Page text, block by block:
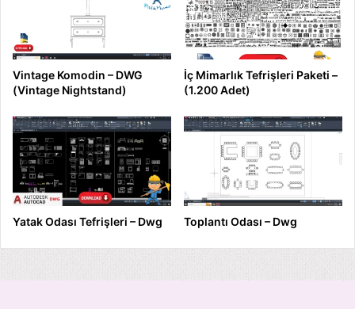
Vintage Komodin – DWG
(Vintage Nightstand)
İç Mimarlık Tefrişleri Paketi –
(1.200 Adet)
Yatak Odası Tefrişleri – Dwg Toplantı Odası – Dwg